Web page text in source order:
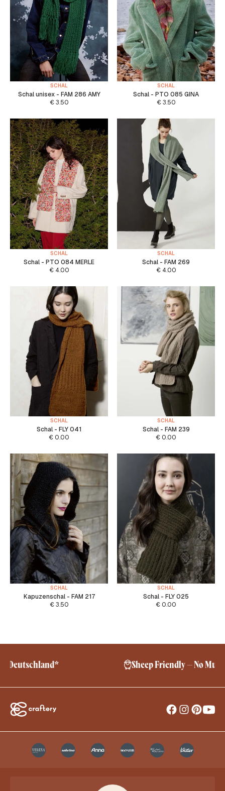
SCHAL
Schal unisex - FAM 286 AMY
€3.50
SCHAL
Schal - PTO 085 GINA
€3.50
SCHAL
Schal - PTO 084 MERLE
€4.00
SCHAL
Schal - FAM 269
€4.00
SCHAL
Schal - FLY 041
€ 0.00
SCHAL
Schal - FAM 239
€ 0.00
SCHAL
Kapuzenschal - FAM 217
€3.50
SCHAL
Schal - FLY 025
€ 0.00
Sheep Friendly – No Mulesing